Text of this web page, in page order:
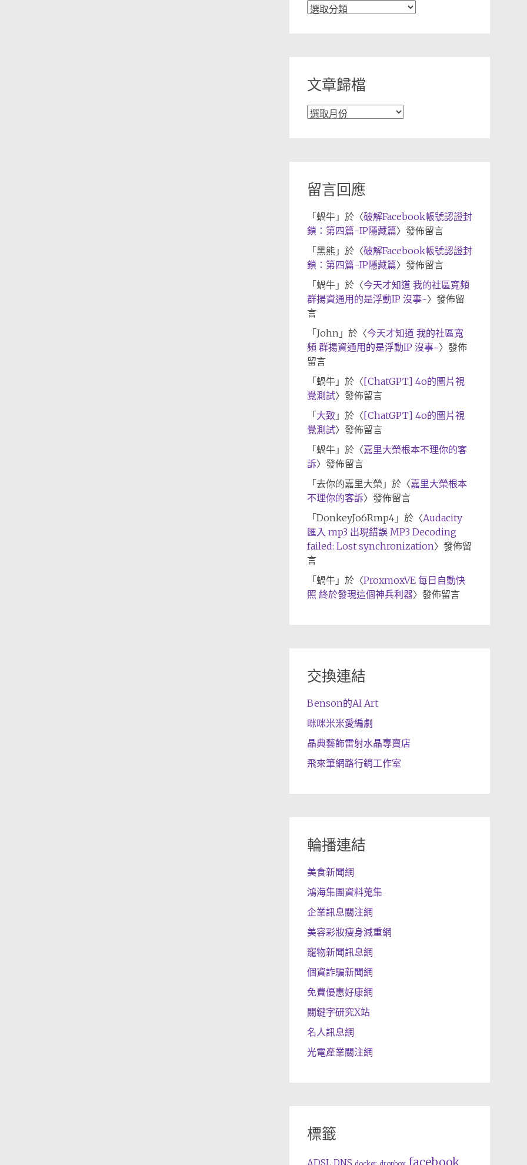
文
文章歸檔
文
留言回應
「 蝸牛」於〈破解Facebook帳號認證封
鎖：第四篇-IP隱藏篇〉發佈留言
「 黑熊 」於〈破解Facebook帳號認證封
鎖：第四篇-IP隱藏篇〉發佈留言
「 蝸牛」於〈今天才知道 我的社區寬頻
群揚資通用的是浮動IP 沒事~〉發佈留
言
「 John」於〈今天才知道 我的社區寬
頻 群揚資通用的是浮動IP 沒事~〉發佈
留言
「 蝸牛」於〈[ChatGPT] 4o的圖片視
覺測試〉發佈留言
「 大致 」於〈[ChatGPT] 4o的圖片視
覺測試〉發佈留言
「 蝸牛」於〈嘉里大榮根本不理你的客
訴〉發佈留言
「 去你的嘉里大榮 」於〈嘉里大榮根本
不理你的客訴〉發佈留言
「 DonkeyJo6Rmp4」於〈Audacity
匯入 mp3 出現錯誤 MP3 Decoding
failed: Lost synchronization〉發佈留
言
「 蝸牛」於〈ProxmoxVE 每日自動快
照 終於發現這個神兵利器〉發佈留言
交換連結
Benson的AI Art
咪咪米米愛編劇
晶典藝飾雷射水晶專賣店
飛來筆網路行銷工作室
輪播連結
美食新聞網
鴻海集團資料蒐集
企業訊息關注網
美容彩妝瘦身減重網
寵物新聞訊息網
個資詐騙新聞網
免費優惠好康網
關鍵字研究X站
名人訊息網
光電產業關注網
標籤
facebook